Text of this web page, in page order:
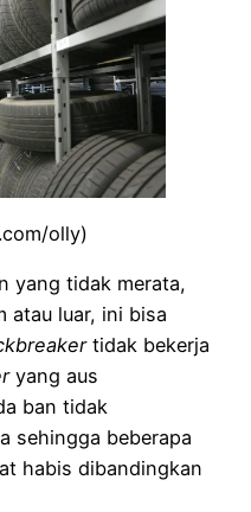
olly)
yang tidak merata,
atau luar, ini bisa
tidak bekerja
yang aus
ban tidak
sehingga beberapa
habis dibandingkan